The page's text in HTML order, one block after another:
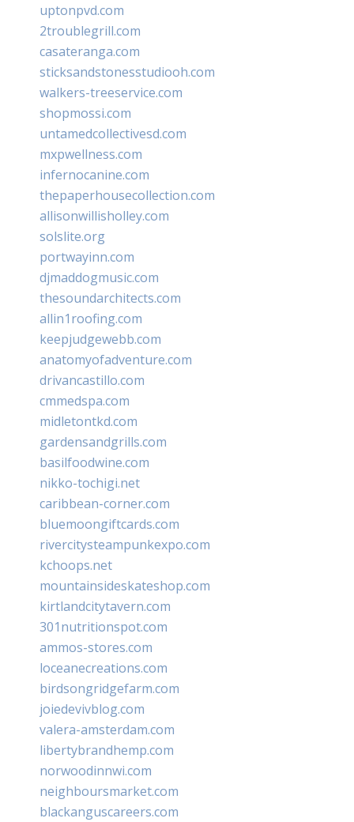
uptonpvd.com
2troublegrill.com
casateranga.com
sticksandstonesstudiooh.com
walkers-treeservice.com
shopmossi.com
untamedcollectivesd.com
mxpwellness.com
infernocanine.com
thepaperhousecollection.com
allisonwillisholley.com
solslite.org
portwayinn.com
djmaddogmusic.com
thesoundarchitects.com
allin1roofing.com
keepjudgewebb.com
anatomyofadventure.com
drivancastillo.com
cmmedspa.com
midletontkd.com
gardensandgrills.com
basilfoodwine.com
nikko-tochigi.net
caribbean-corner.com
bluemoongiftcards.com
rivercitysteampunkexpo.com
kchoops.net
mountainsideskateshop.com
kirtlandcitytavern.com
301nutritionspot.com
ammos-stores.com
loceanecreations.com
birdsongridgefarm.com
joiedevivblog.com
valera-amsterdam.com
libertybrandhemp.com
norwoodinnwi.com
neighboursmarket.com
blackanguscareers.com